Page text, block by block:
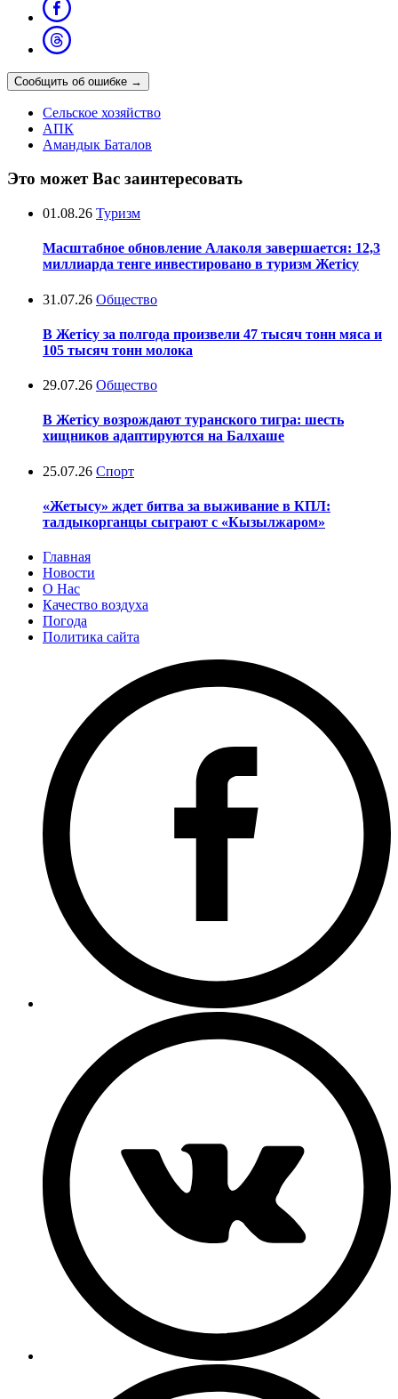
Сообщить об ошибке →
Сельское хозяйство
АПК
Амандык Баталов
Это может Вас заинтересовать
01.08.26 Туризм
Масштабное обновление Алаколя завершается: 12,3
миллиарда тенге инвестировано в туризм Жетісу
31.07.26 Общество
В Жетісу за полгода произвели 47 тысяч тонн мяса и
105 тысяч тонн молока
29.07.26 Общество
В Жетісу возрождают туранского тигра: шесть
хищников адаптируются на Балхаше
25.07.26 Спорт
«Жетысу» ждет битва за выживание в КПЛ:
талдыкорганцы сыграют с «Кызылжаром»
Главная
Новости
О Нас
Качество воздуха
Погода
Политика сайта